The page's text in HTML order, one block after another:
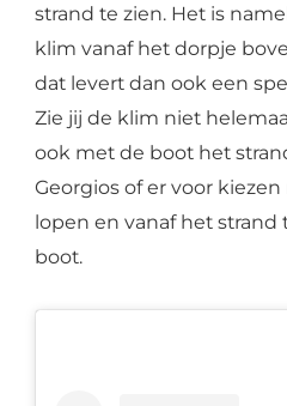
strand te zien. Het is
klim vanaf het dorpje
dat levert dan ook een
Zie jij de klim niet
ook met de boot het
Georgios of er voor
lopen en vanaf het
boot.